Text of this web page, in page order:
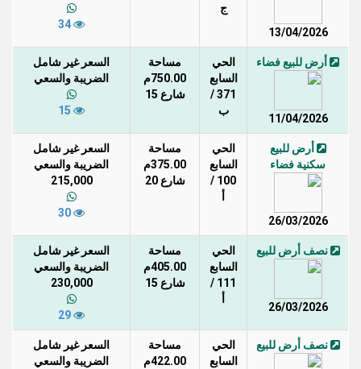
13/04/2026
ج
أرض للبيع فضاء
11/04/2026
الحي
السابع
371 /
ب
مساحة
750.00م
شارع 15
السعر غير شامل
الضريبة والسعي
أرض للبيع
سكنية فضاء
26/03/2026
الحي
السابع
100 /
مساحة
375.00م
شارع 20
السعر غير شامل
الضريبة والسعي
215,000
نصف أرض للبيع
26/03/2026
الحي
السابع
111 /
مساحة
405.00م
شارع 15
السعر غير شامل
الضريبة والسعي
230,000
نصف أرض للبيع
الحي
السابع
مساحة
422.00م
السعر غير شامل
الضريبة والسعي